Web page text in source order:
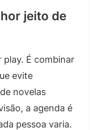
jeito de
play. É combinar
evite
novelas
a agenda é
pessoa varia.